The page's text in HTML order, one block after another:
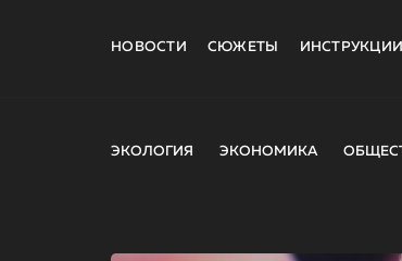
НОВОСТИ СЮЖЕТЫ ИНСТРУКЦИИ
ЭКОЛОГИЯ ЭКОНОМИКА